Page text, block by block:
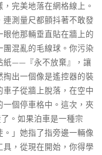
完美地落在網格線上。
連測量尺都顫抖著不敢發
他那輛垂直貼在牆上的
混亂的毛線球。你污染
紙——『永不放棄』，讓
出一個像是遙控器的裝
子從牆上脫落，在空中
個停車格中。這次，夾
。如果泊車是一種宗
」她指了指旁邊一輛像
，從現在開始，你得學